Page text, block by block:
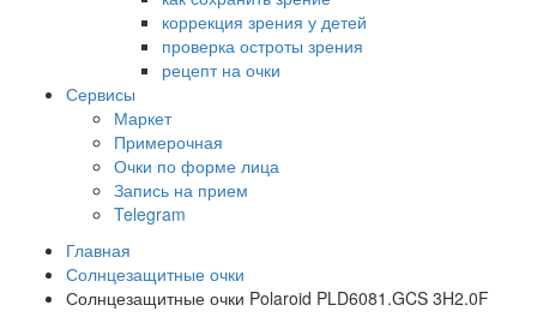
коррекция зрения у детей
проверка остроты зрения
рецепт на очки
Сервисы
Маркет
Примерочная
Очки по форме лица
Запись на прием
Telegram
Главная
Солнцезащитные очки
Солнцезащитные очки Polaroid PLD6081.GCS 3H2.0F